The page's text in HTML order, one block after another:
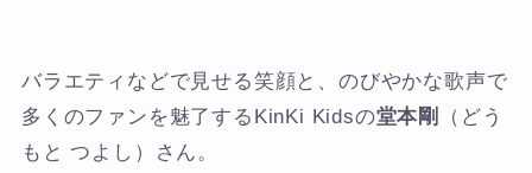
バラエティなどで見せる笑顔と、のびやかな歌声で
多くのファンを魅了するKinKi Kidsの堂本剛
（どう
もと つよし）さん。